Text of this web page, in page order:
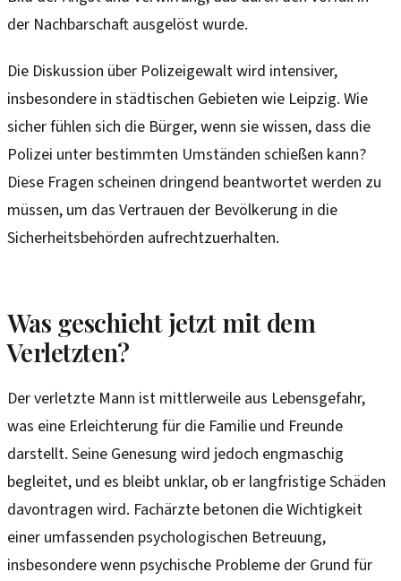
der Nachbarschaft ausgelöst wurde.
Die Diskussion über Polizeigewalt wird intensiver,
insbesondere in städtischen Gebieten wie Leipzig. Wie
sicher fühlen sich die Bürger, wenn sie wissen, dass die
Polizei unter bestimmten Umständen schießen kann?
Diese Fragen scheinen dringend beantwortet werden zu
müssen, um das Vertrauen der Bevölkerung in die
Sicherheitsbehörden aufrechtzuerhalten.
Was geschieht jetzt mit dem
Verletzten?
Der verletzte Mann ist mittlerweile aus Lebensgefahr,
was eine Erleichterung für die Familie und Freunde
darstellt. Seine Genesung wird jedoch engmaschig
begleitet, und es bleibt unklar, ob er langfristige Schäden
davontragen wird. Fachärzte betonen die Wichtigkeit
einer umfassenden psychologischen Betreuung,
insbesondere wenn psychische Probleme der Grund für